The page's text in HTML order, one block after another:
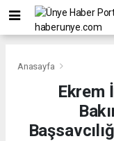
Anasayfa
Ekrem